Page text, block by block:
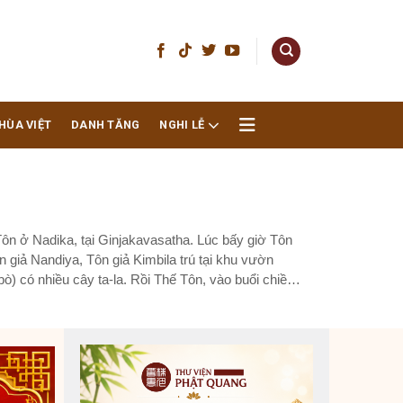
VIỆT DANH TĂNG NGHI LỄ
ở Nadika, tại Ginjakavasatha. Lúc bấy giờ Tôn
giả Nandiya, Tôn giả Kimbila trú tại khu vườn
có nhiều cây ta-la. Rồi Thế Tôn, vào buổi chiều,